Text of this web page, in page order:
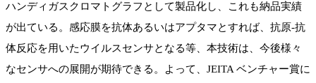
ハンディガスクロマトグラフとして製品化し、これも納品実績
が出ている。感応膜を抗体あるいはアプタマとすれば、抗原-抗
体反応を用いたウイルスセンサとなる等、本技術は、今後様々
なセンサへの展開が期待できる。よって、JEITA ベンチャー賞に